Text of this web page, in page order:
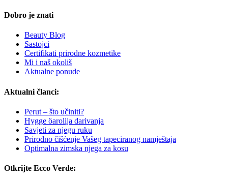
Dobro je znati
Beauty Blog
Sastojci
Certifikati prirodne kozmetike
Mi i naš okoliš
Aktualne ponude
Aktualni članci:
Perut – što učiniti?
Hygge öarolija darivanja
Savjeti za njegu ruku
Prirodno čišćenje Vašeg tapeciranog namještaja
Optimalna zimska njega za kosu
Otkrijte Ecco Verde: